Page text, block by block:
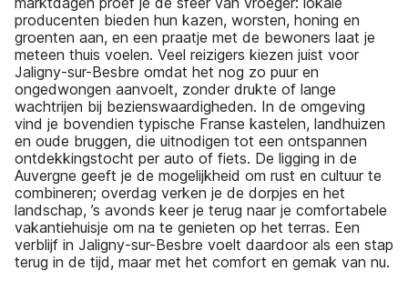
producenten bieden hun kazen, worsten, honing en
groenten aan, en een praatje met de bewoners laat je
meteen thuis voelen. Veel reizigers kiezen juist voor
Jaligny-sur-Besbre omdat het nog zo puur en
ongedwongen aanvoelt, zonder drukte of lange
wachtrijen bij bezienswaardigheden. In de omgeving
vind je bovendien typische Franse kastelen, landhuizen
en oude bruggen, die uitnodigen tot een ontspannen
ontdekkingstocht per auto of fiets. De ligging in de
Auvergne geeft je de mogelijkheid om rust en cultuur te
combineren; overdag verken je de dorpjes en het
landschap, ’s avonds keer je terug naar je comfortabele
vakantiehuisje om na te genieten op het terras. Een
verblijf in Jaligny-sur-Besbre voelt daardoor als een stap
terug in de tijd, maar met het comfort en gemak van nu.